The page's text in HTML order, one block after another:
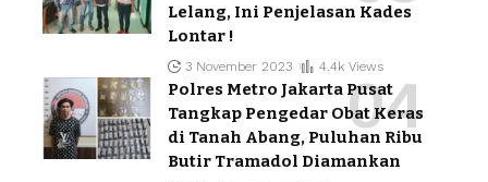
Lelang, Ini Penjelasan Kades
Lontar !
3 November 2023 4.4k Views
Polres Metro Jakarta Pusat
Tangkap Pengedar Obat Keras
di Tanah Abang, Puluhan Ribu
Butir Tramadol Diamankan